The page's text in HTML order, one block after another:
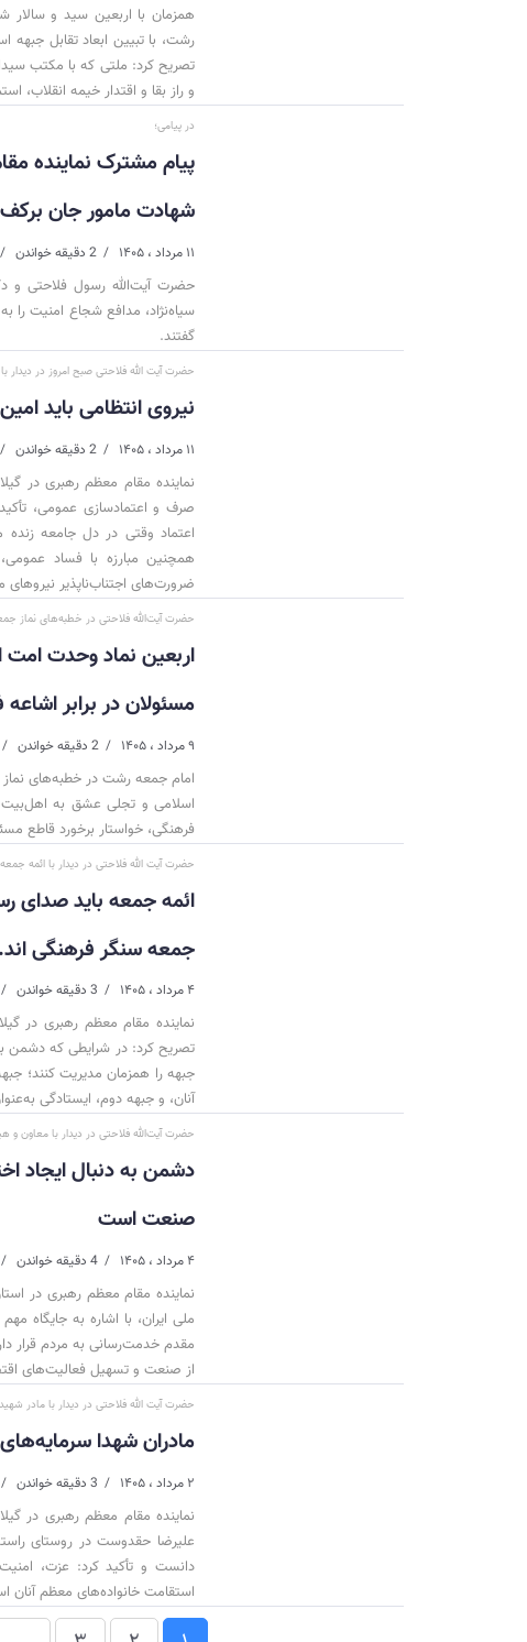
همزمان با اربعین سید و سالار
رشت، با تبیین ابعاد تقابل جبهه
تصریح کرد: ملتی که با مکتب
و راز بقا و اقتدار خیمه
در پیامی؛
پیام مشترک نماینده
شهادت مامور جان برکف
۱۱ مرداد ، ۱۴۰۵ 2 دقیقه خواندن
حضرت آیت‌الله رسول فلاحتی
سیاه‌نژاد، مدافع شجاع امنیت را
گفتند.
حضرت آیت الله فلاحتی صبح امروز در دیدار
نیروی انتظامی باید
۱۱ مرداد ، ۱۴۰۵ 2 دقیقه خواندن
نماینده مقام معظم رهبری در
صرف و اعتمادسازی عمومی،
اعتماد وقتی در دل جامعه
همچنین مبارزه با فساد
ضرورت‌های اجتناب‌ناپذیر
حضرت آیت‌الله فلاحتی در خطبه‌های نماز
اربعین نماد وحدت
مسئولان در برابر
۹ مرداد ، ۱۴۰۵ 2 دقیقه خواندن
امام جمعه رشت در خطبه‌های
اسلامی و تجلی عشق به
فرهنگی، خواستار برخورد قاطع
حضرت آیت الله فلاحتی در دیدار با ائمه
ائمه جمعه باید صدای
جمعه سنگر فرهنگی اند.
۴ مرداد ، ۱۴۰۵ 3 دقیقه خواندن
نماینده مقام معظم رهبری در
تصریح کرد: در شرایطی که دشمن
جبهه را همزمان مدیریت کنند؛
آنان، و جبهه دوم، ایستادگی
حضرت آیت‌الله فلاحتی در دیدار با معاون و
دشمن به دنبال ایجاد
صنعت است
۴ مرداد ، ۱۴۰۵ 4 دقیقه خواندن
نماینده مقام معظم رهبری در
ملی ایران، با اشاره به جایگاه
مقدم خدمت‌رسانی به مردم قرار
از صنعت و تسهیل فعالیت‌های
حضرت آیت الله فلاحتی در دیدار با مادر
مادران شهدا
۲ مرداد ، ۱۴۰۵ 3 دقیقه خواندن
نماینده مقام معظم رهبری در
علیرضا حقدوست در روستای
دانست و تأکید کرد: عزت،
استقامت خانواده‌های معظم آنان